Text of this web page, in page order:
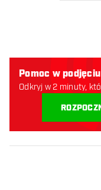
Pomoc w
Odkryj w 2 minuty,